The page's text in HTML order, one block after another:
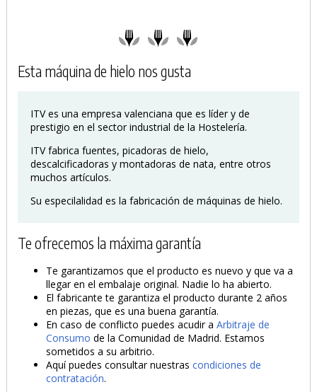
Esta máquina de hielo nos gusta
ITV es una empresa valenciana que es líder y de
prestigio en el sector industrial de la Hostelería.
ITV fabrica fuentes, picadoras de hielo,
descalcificadoras y montadoras de nata, entre otros
muchos artículos.
Su especilalidad es la fabricación de máquinas de hielo.
Te ofrecemos la máxima garantía
Te garantizamos que el producto es nuevo y que va a
llegar en el embalaje original. Nadie lo ha abierto.
El fabricante te garantiza el producto durante 2 años
en piezas, que es una buena garantía.
En caso de conflicto puedes acudir aArbitraje de
Consumo de la Comunidad de Madrid. Estamos
sometidos a su arbitrio.
Aquí puedes consultar nuestrascondiciones de
contratación.